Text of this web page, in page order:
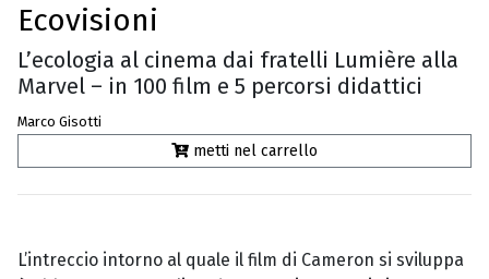
Ecovisioni
L’ecologia al cinema dai fratelli Lumière alla
Marvel – in 100 film e 5 percorsi didattici
Marco Gisotti
metti nel carrello
L’intreccio intorno al quale il film di Cameron si sviluppa